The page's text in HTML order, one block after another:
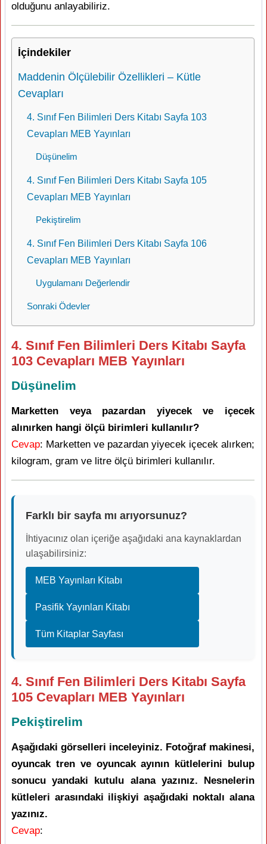
olduğunu anlayabiliriz.
İçindekiler
Maddenin Ölçülebilir Özellikleri – Kütle
Cevapları
4. Sınıf Fen Bilimleri Ders Kitabı Sayfa 103
Cevapları MEB Yayınları
Düşünelim
4. Sınıf Fen Bilimleri Ders Kitabı Sayfa 105
Cevapları MEB Yayınları
Pekiştirelim
4. Sınıf Fen Bilimleri Ders Kitabı Sayfa 106
Cevapları MEB Yayınları
Uygulamanı Değerlendir
Sonraki Ödevler
4. Sınıf Fen Bilimleri Ders Kitabı Sayfa
103 Cevapları MEB Yayınları
Düşünelim
Marketten veya pazardan yiyecek ve içecek
alınırken hangi ölçü birimleri kullanılır?
Cevap: Marketten ve pazardan yiyecek içecek alırken;
kilogram, gram ve litre ölçü birimleri kullanılır.
Farklı bir sayfa mı arıyorsunuz?
İhtiyacınız olan içeriğe aşağıdaki ana kaynaklardan
ulaşabilirsiniz:
MEB Yayınları Kitabı
Pasifik Yayınları Kitabı
Tüm Kitaplar Sayfası
4. Sınıf Fen Bilimleri Ders Kitabı Sayfa
105 Cevapları MEB Yayınları
Pekiştirelim
Aşağıdaki görselleri inceleyiniz. Fotoğraf makinesi,
oyuncak tren ve oyuncak ayının kütlelerini bulup
sonucu yandaki kutulu alana yazınız. Nesnelerin
kütleleri arasındaki ilişkiyi aşağıdaki noktalı alana
yazınız.
Cevap: